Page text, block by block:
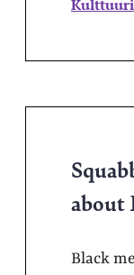
Kulttuuri
about
Black